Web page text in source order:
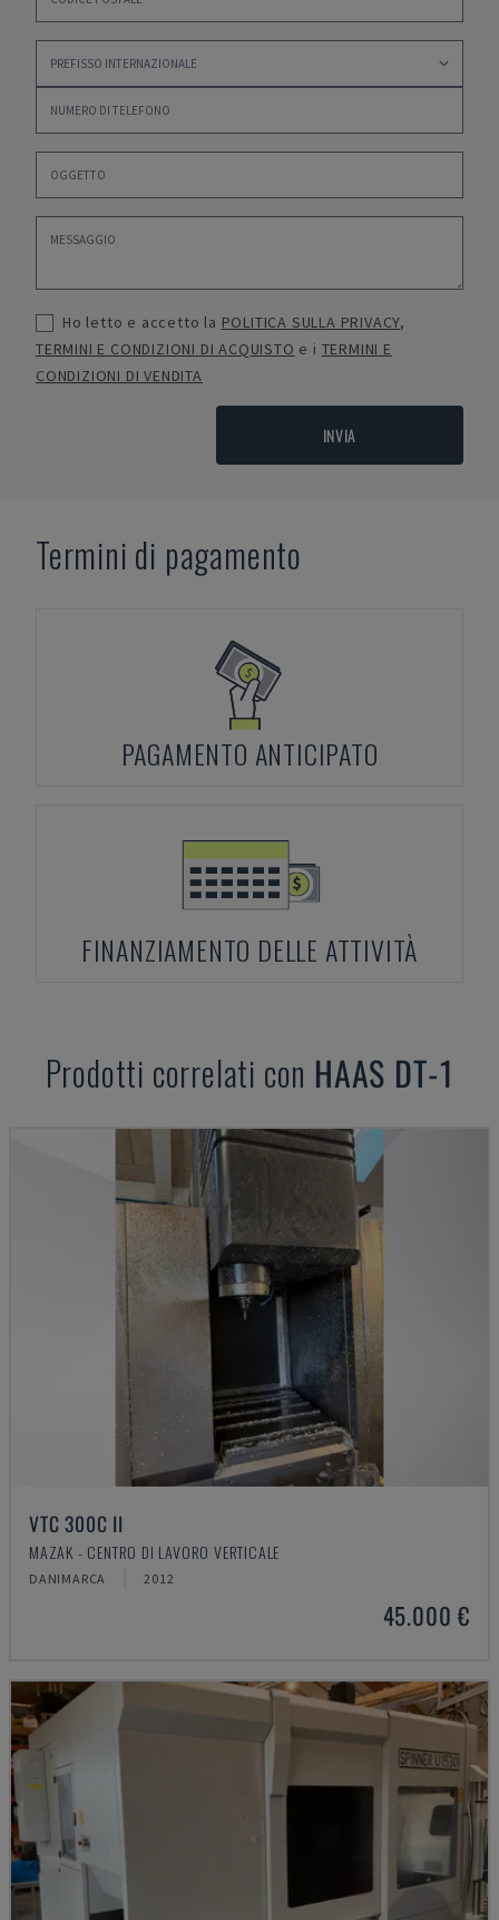
Ho letto e accetto la POLITICA SULLA PRIVACY,
TERMINI E CONDIZIONI DI ACQUISTO e i TERMINI E
CONDIZIONI DI VENDITA
INVIA
Termini di pagamento
PAGAMENTO ANTICIPATO
FINANZIAMENTO DELLE ATTIVITÀ
Prodotti correlati con HAAS DT-1
VTC 300C II
MAZAK - CENTRO DI LAVORO VERTICALE
DANIMARCA 2012
45.000 €